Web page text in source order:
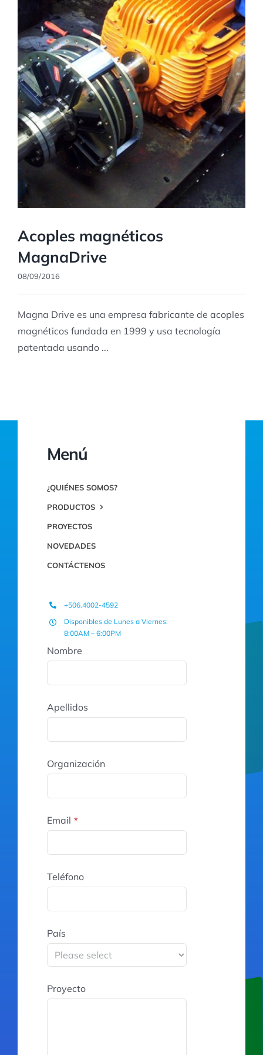
Acoples magnéticos
MagnaDrive
08/09/2016
Magna Drive es una empresa fabricante de acoples
magnéticos fundada en 1999 y usa tecnología
patentada usando ...
Menú
¿QUIÉNES SOMOS?
PRODUCTOS
PROYECTOS
NOVEDADES
CONTÁCTENOS
+506.4002-4592
Disponibles de Lunes a Viernes:
8:00AM – 6:00PM
Nombre
Apellidos
Organización
Email *
Teléfono
País
Proyecto